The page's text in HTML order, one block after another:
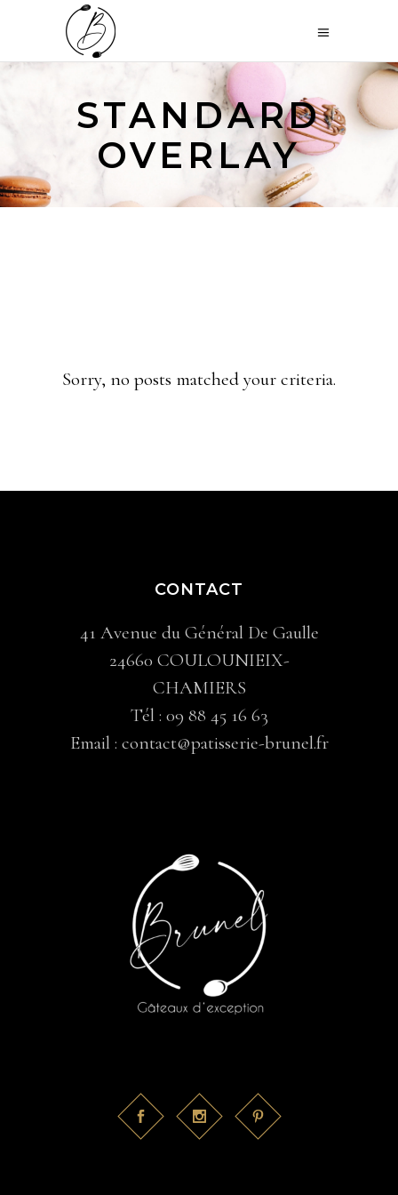
STANDARD
OVERLAY
Sorry, no posts matched your criteria.
CONTACT
41 Avenue du Général De Gaulle
24660 COULOUNIEIX-
CHAMIERS
Tél : 09 88 45 16 63
Email : contact@patisserie-brunel.fr